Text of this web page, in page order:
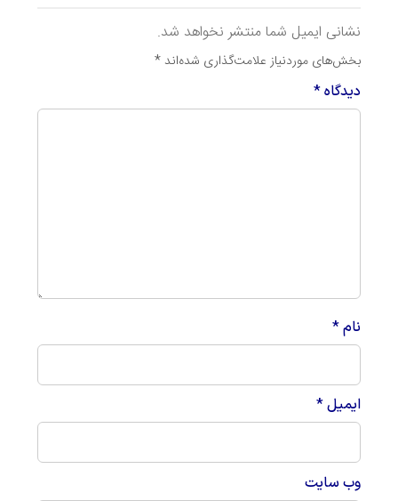
نشانی ایمیل شما منتشر نخواهد شد.
بخش‌های موردنیاز علامت‌گذاری شده‌اند*
دیدگاه*
نام*
ایمیل*
وب‌ سایت